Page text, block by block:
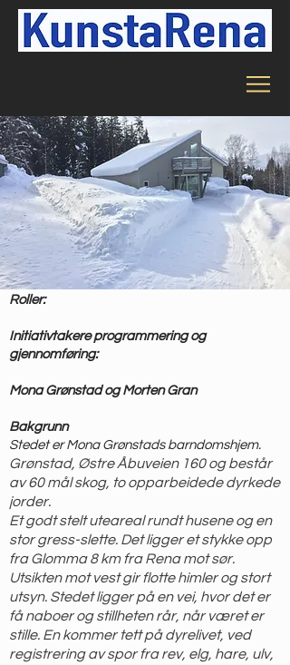
Roller:
Initiativtakere programmering og
gjennomføring:
Mona Grønstad og Morten Gran
Bakgrunn
Stedet er Mona Grønstads barndomshjem.
Grønstad, Østre Åbuveien 160 og består
av 60 mål skog, to opparbeidede dyrkede
jorder.
Et godt stelt uteareal rundt husene og en
stor gress-slette. Det ligger et stykke opp
fra Glomma 8 km fra Rena mot sør.
Utsikten mot vest gir flotte himler og stort
utsyn. Stedet ligger på en vei, hvor det er
få naboer og stillheten rår, når været er
stille. En kommer tett på dyrelivet, ved
registrering av spor fra rev, elg, hare, ulv,